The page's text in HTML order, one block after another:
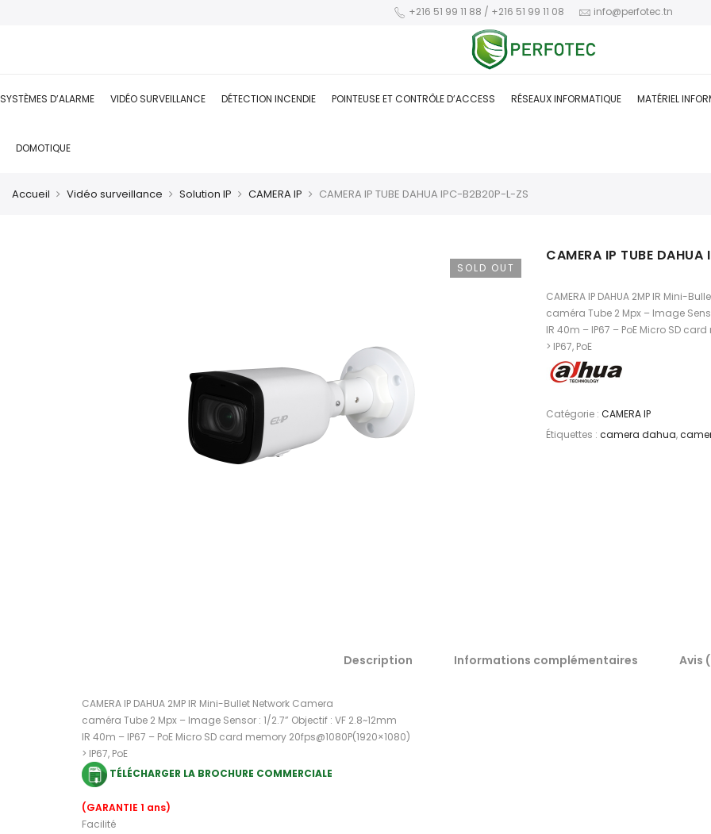
+216 51 99 11 88 / +216 51 99 11 08 info@perfotec.tn
SYSTÈMES D’ALARME VIDÉO SURVEILLANCE DÉTECTION INCENDIE POINTEUSE ET CONTRÔLE D’ACCESS RÉSEAUX INFORMATIQUE MATÉRIEL
DOMOTIQUE
Accueil Vidéo surveillance Solution IP CAMERA IP CAMERA IP TUBE DAHUA IPC-B2B20P-L-ZS
SOLD OUT
CAMERA IP TUBE
CAMERA IP DAHUA 2MP IR Mini-
caméra Tube 2 Mpx – Image
IR 40m – IP67 – PoE Micro SD
> IP67, PoE
Catégorie : CAMERA IP
Étiquettes : camera dahua,
Description Informations complémentaires Avis
CAMERA IP DAHUA 2MP IR Mini-Bullet Network Camera
caméra Tube 2 Mpx – Image Sensor : 1/2.7” Objectif : VF 2.8~12mm
IR 40m – IP67 – PoE Micro SD card memory 20fps@1080P(1920×1080)
> IP67, PoE
TÉLÉCHARGER LA BROCHURE COMMERCIALE
(GARANTIE 1 ans)
Facilité